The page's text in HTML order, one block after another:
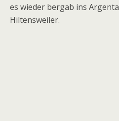
es wieder bergab ins
Hiltensweiler.